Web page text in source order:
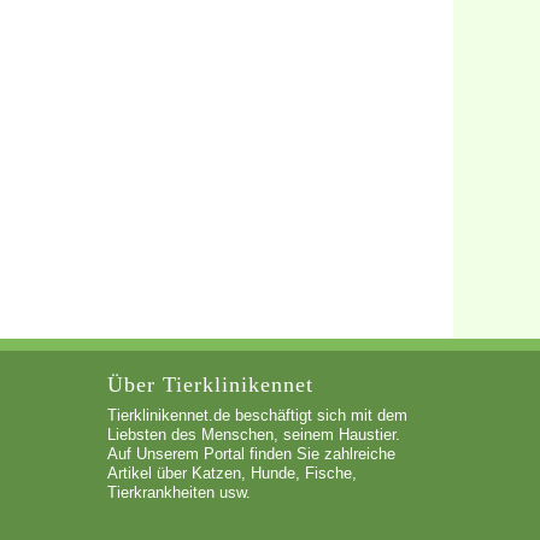
Über Tierklinikennet
Tierklinikennet.de beschäftigt sich mit dem
Liebsten des Menschen, seinem Haustier.
Auf Unserem Portal finden Sie zahlreiche
Artikel über Katzen, Hunde, Fische,
Tierkrankheiten usw.